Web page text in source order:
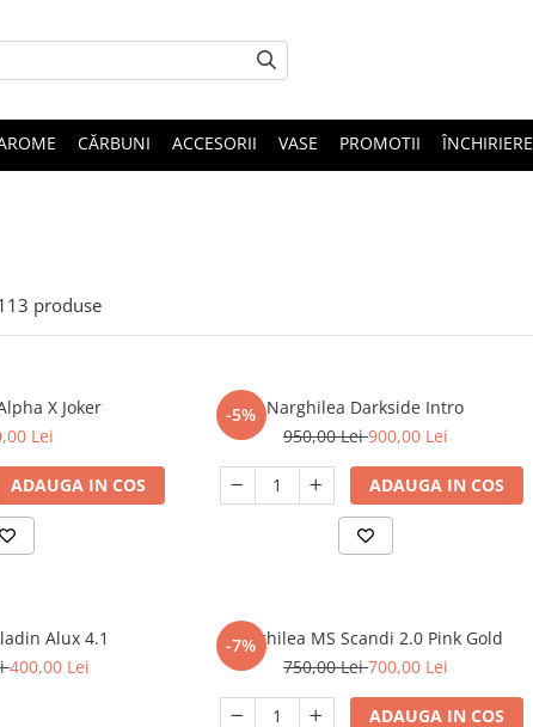
CĂRBUNI ACCESORII VASE PROMOTII ÎNCHIRIERE
produse
X Joker
Lei
ADAUGA IN COS
-5% Narghilea Darkside Intro
950,00 Lei900,00 Lei
ADAUGA IN COS
Alux 4.1
400,00 Lei
-7%
Narghilea MS Scandi 2.0 Pink Gold
750,00 Lei700,00 Lei
ADAUGA IN COS